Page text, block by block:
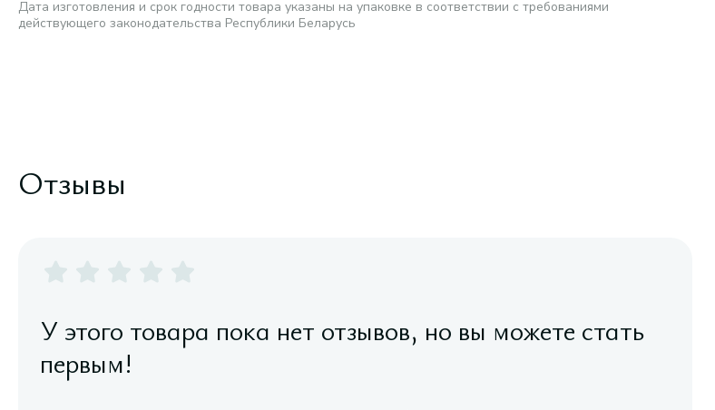
Дата изготовления и срок годности товара указаны на упаковке в соответствии с требованиями
действующего законодательства Республики Беларусь
Отзывы
У этого товара пока нет отзывов, но вы можете стать
первым!